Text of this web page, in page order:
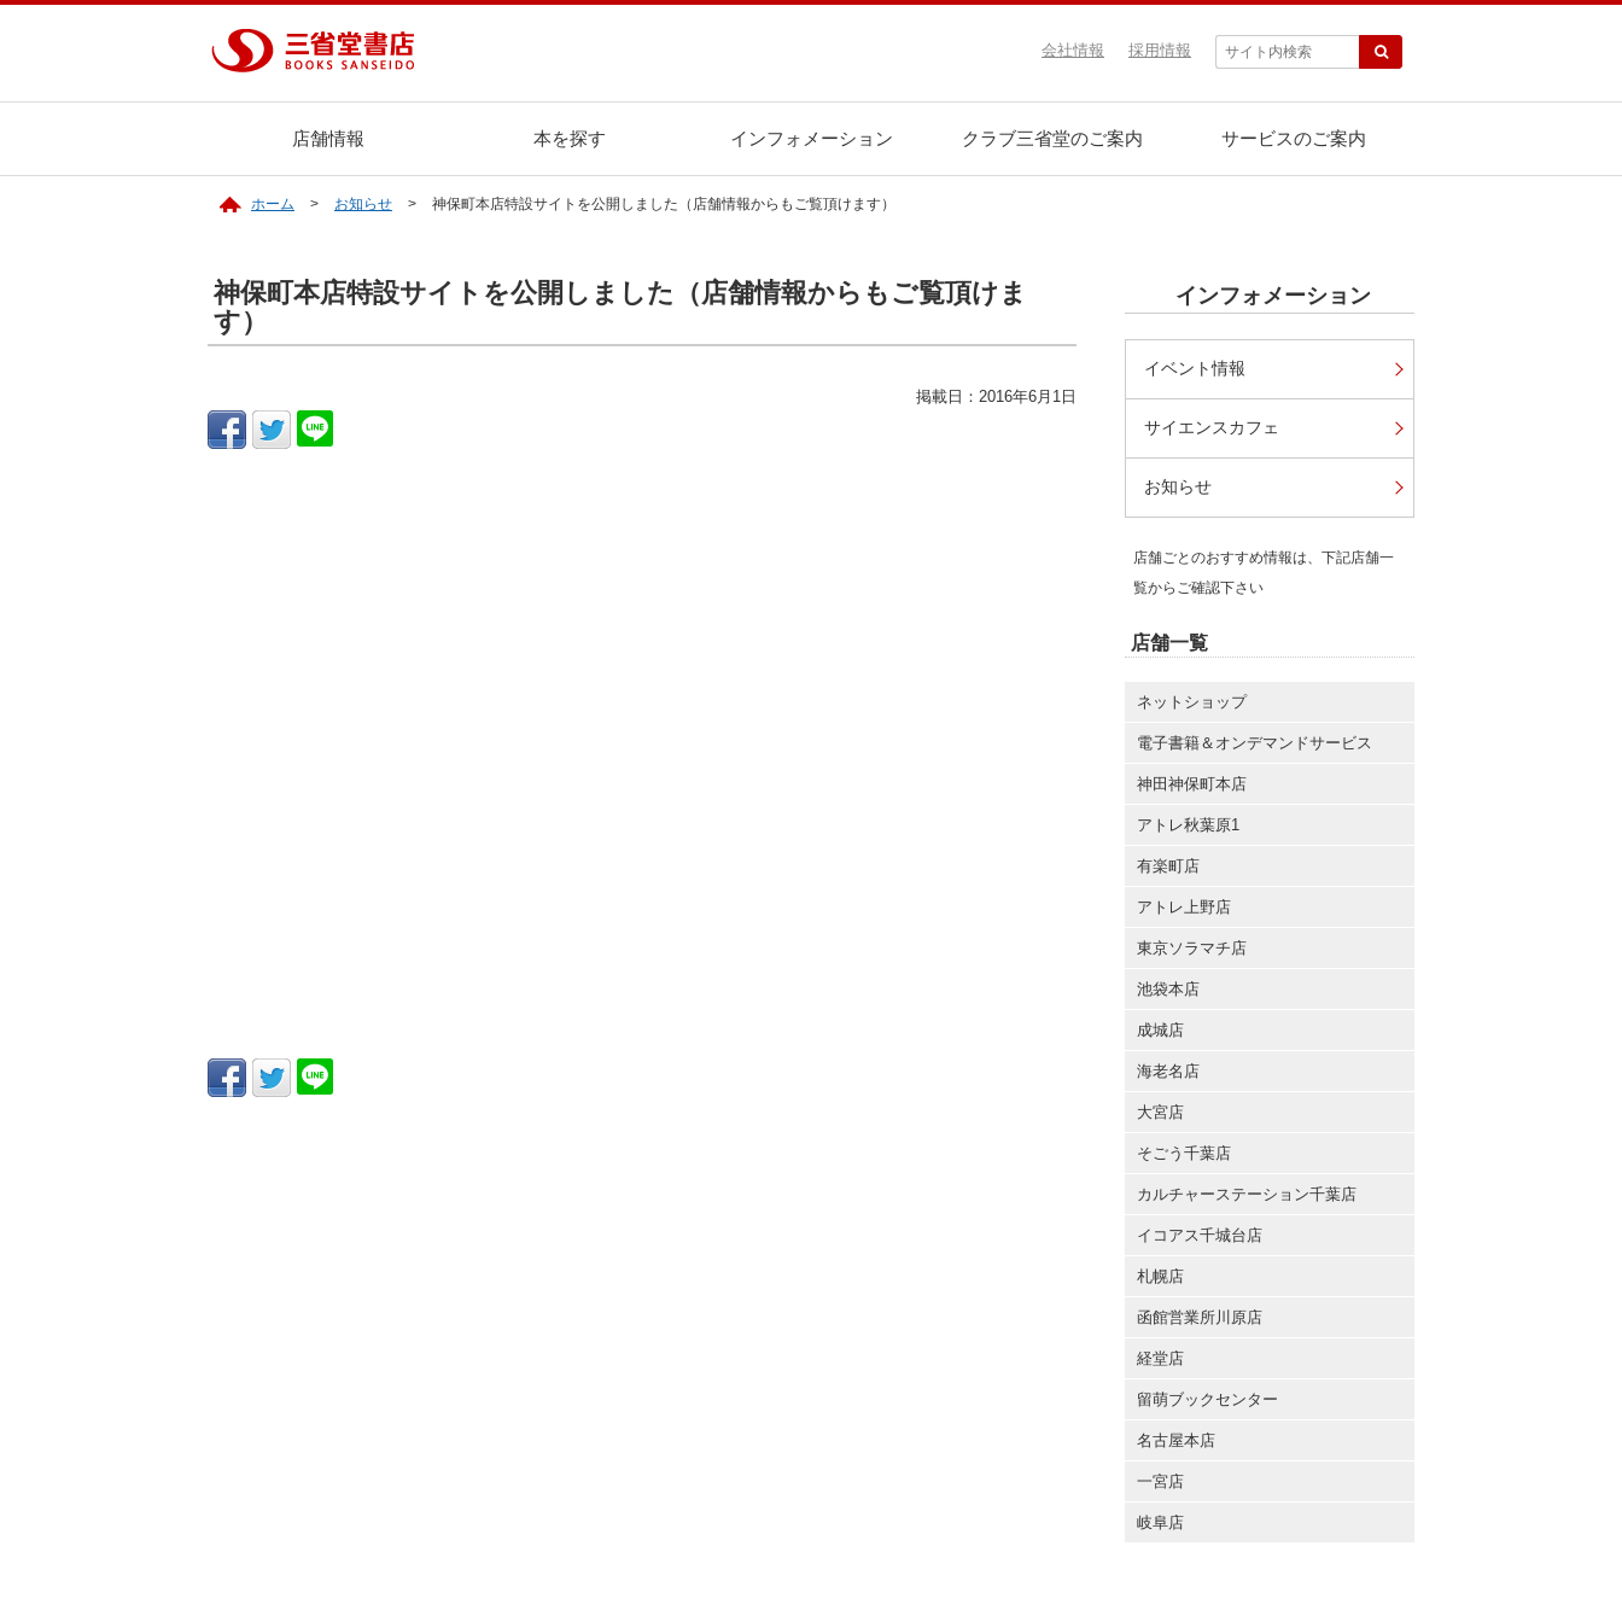
採用情報
会社情報
店舗情報 本を探す インフォメーション クラブ三省堂のご案内 サービスのご案内
ホーム お知らせ 神保町本店特設サイトを公開しました（店舗情報からもご覧頂けます）
神保町本店特設サイトを公開しました（店舗情報からもご覧頂けま
す）
掲載日：2016年6月1日
インフォメーション
イベント情報
サイエンスカフェ
お知らせ
店舗ごとのおすすめ情報は、下記店舗一
覧からご確認下さい
店舗一覧
ネットショップ
電子書籍＆オンデマンドサービス
神田神保町本店
アトレ秋葉原1
有楽町店
アトレ上野店
東京ソラマチ店
池袋本店
成城店
海老名店
大宮店
そごう千葉店
カルチャーステーション千葉店
イコアス千城台店
札幌店
函館営業所川原店
経堂店
留萌ブックセンター
名古屋本店
一宮店
岐阜店